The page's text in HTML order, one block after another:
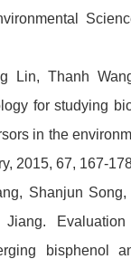
Lin, Thanh
for studying
in the
2015, 67, 167-
Shanjun Song,
Jiang.
bisphenol